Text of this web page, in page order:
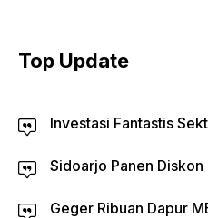
Top Update
Investasi Fantastis
Sidoarjo Panen
Geger Ribuan Dapur